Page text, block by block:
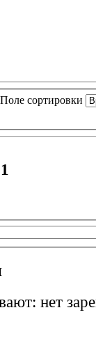
Поле сортировки
1
нет